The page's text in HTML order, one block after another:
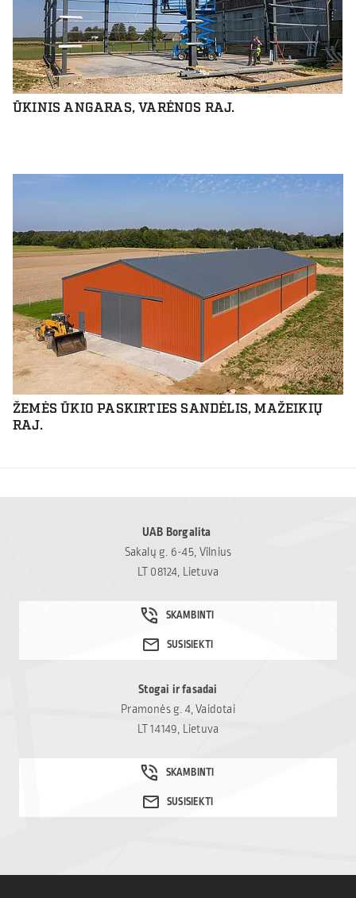
ŪKINIS ANGARAS, VARĖNOS RAJ.
ŽEMĖS ŪKIO PASKIRTIES SANDĖLIS, MAŽEIKIŲ
RAJ.
UAB Borgalita
Sakalų g. 6-45, Vilnius
LT 08124, Lietuva
Stogai ir fasadai
Pramonės g. 4, Vaidotai
LT 14149, Lietuva